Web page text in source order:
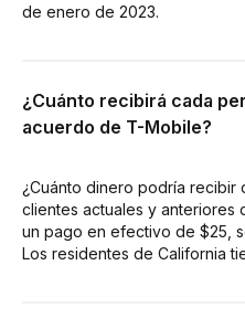
de enero de 2023.
¿Cuánto recibirá cada
acuerdo de T-Mobile?
¿Cuánto dinero podría
clientes actuales y anteriores
un pago en efectivo de $25,
Los residentes de California